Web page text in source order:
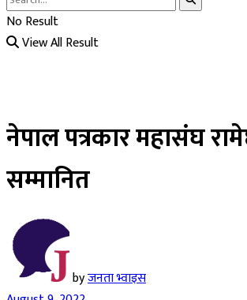
No Result
View All Result
नेपाल पत्रकार महासंघ
सम्मानित
byजनता भ्वाइस